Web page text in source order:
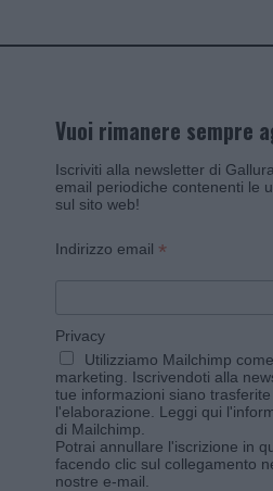
Vuoi rimanere sempre
Iscriviti alla newsletter di
email periodiche contenenti le
sul sito web!
Indirizzo email *
Privacy
Utilizziamo Mailchimp
marketing. Iscrivendoti alla
tue informazioni siano
l'elaborazione. Leggi qui
di Mailchimp
Potrai annullare l'iscrizione in
facendo clic sul collegamento
nostre e-mail.